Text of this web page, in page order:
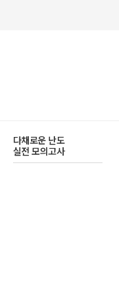
다채로운 난도
실전 모의고사